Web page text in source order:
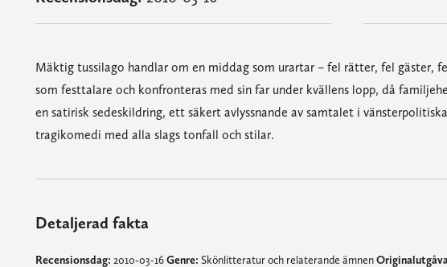
Mäktig tussilago handlar om en middag som urartar – fel rätter, fel gäster,
som festtalare och konfronteras med sin far under kvällens lopp, då
en satirisk sedeskildring, ett säkert avlyssnande av samtalet i
tragikomedi med alla slags tonfall och stilar.
Detaljerad fakta
Recensionsdag: 2010-03-16Genre: Skönlitteratur och relaterande ämnen